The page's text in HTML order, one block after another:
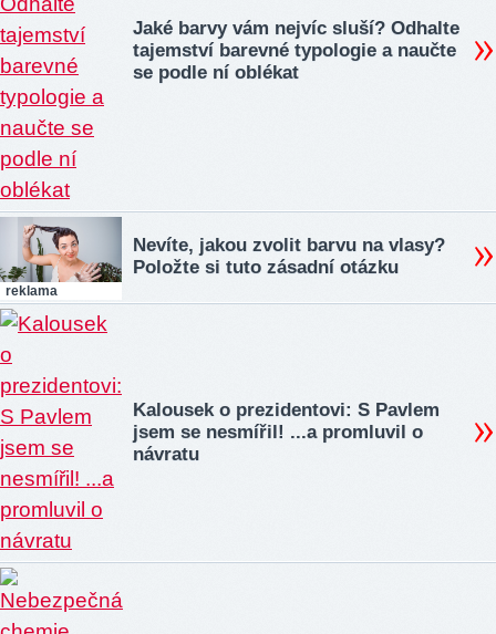
Jaké barvy vám nejvíc sluší? Odhalte
tajemství barevné typologie a naučte
se podle ní oblékat
reklama
Nevíte, jakou zvolit barvu na vlasy?
Položte si tuto zásadní otázku
Kalousek o prezidentovi: S Pavlem
jsem se nesmířil! ...a promluvil o
návratu